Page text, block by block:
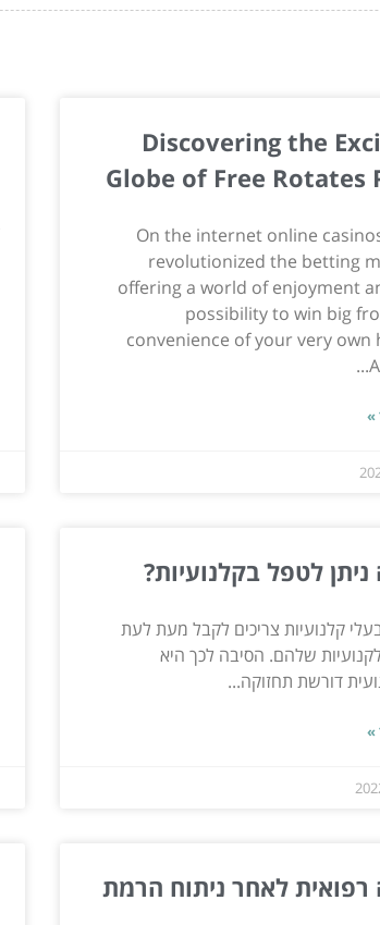
Discovering the
Globe of Free Rotates
On the internet online
revolutionized the betting
offering a world of enjoyment
possibility to win big
convenience of your very own
»
ניתן לטפל בקלנועיות?
קלנועיות צריכים לקבל מעת לעת
שלהם. הסיבה לכך היא
דורשת תחזוקה...
»
רפואית לאחר ניתוח הרמת